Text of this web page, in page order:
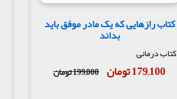
کتاب رازهایی که یک مادر موفق باید
بداند
کتاب درمانی
179,100 تومان 199,000 تومان